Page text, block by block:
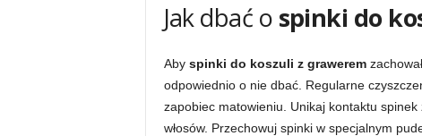
Jak dbać o spinki do
Aby spinki do koszuli z grawerem
odpowiednio o nie dbać. Regularne
zapobiec matowieniu. Unikaj kontaktu
włosów. Przechowuj spinki w specjalnym